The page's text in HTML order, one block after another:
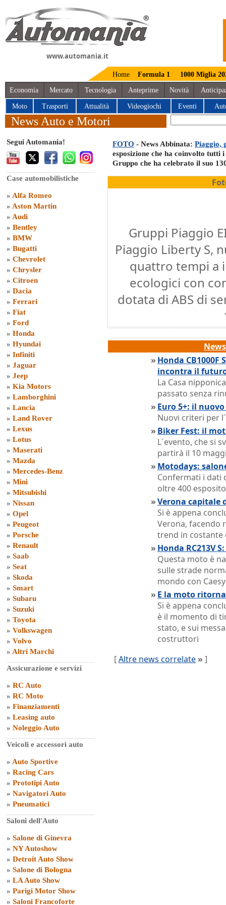
www.automania.it
Home Formula 1 1000 Miglia
Economia Mercato Tecnologia Anteprime Novità
Moto Trasporti Attualità Videogiochi Eventi
News Auto e Motori
Segui Automania!
Case automobilistiche
» Alfa Romeo
» Aston Martin
» Audi
» Bentley
» BMW
» Bugatti
» Chevrolet
» Chrysler
» Citroen
» Dacia
» Ferrari
» Fiat
» Ford
» Honda
» Hyundai
» Infiniti
» Jaguar
» Jeep
» Kia Motors
» Lamborghini
» Lancia
» Land Rover
» Lexus
» Lotus
» Maserati
» Mazda
» Mercedes-Benz
» Mini
» Mitsubishi
» Nissan
» Opel
» Peugeot
» Porsche
» Renault
» Saab
» Seat
» Skoda
» Smart
» Subaru
» Suzuki
» Toyota
» Volkswagen
» Volvo
» Altri Marchi
Assicurazione e servizi
» RC Auto
» RC Moto
» Finanziamenti
» Leasing auto
» Noleggio Auto
Veicoli e accessori auto
» Auto Sportive
» Racing Cars
» Prototipi Auto
» Navigatori Auto
» Pneumatici
Saloni dell'Auto
» Salone di Ginevra
» NY Autoshow
» Detroit Auto Show
» Salone di Bologna
» LA Auto Show
» Parigi Motor Show
» Saloni Francoforte
FOTO - News Abbinata: Piaggio,
esposizione che ha coinvolto tutti
Gruppo che ha celebrato il suo
Gruppi Piaggio
Piaggio Liberty S,
quattro tempi a
ecologici con
dotata di ABS di
» Honda CB1000F
incontra il
La Casa
passato senza
» Euro 5+: il
Nuovi criteri per
» Biker Fest: il
L´evento, che si
partirà il 10
» Motodays:
Confermati i dati
oltre 400
»Verona capitale
Si è appena
Verona, facendo
trend in costante
» Honda RC213V
Questa moto è
sulle strade
mondo con
» E la moto
Si è appena
è il momento di
stato, e sui
costruttori
[Altre news correlate » ]